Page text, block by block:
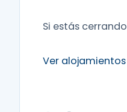
Si estás
Ver alojamientos